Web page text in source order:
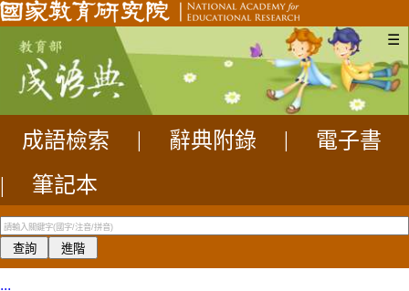
☰
成語檢索 辭典附錄
電子書
|
筆記本